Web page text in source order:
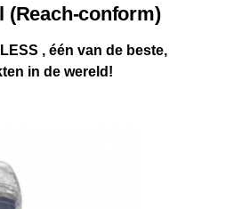
(Reach-conform)
, één van de beste,
in de wereld!